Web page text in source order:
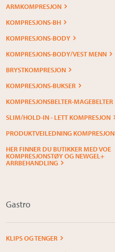
ARMKOMPRESJON
KOMPRESJONS-BH
KOMPRESJONS-BODY
KOMPRESJONS-BODY/VEST MENN
BRYSTKOMPRESJON
KOMPRESJONS-BUKSER
KOMPRESJONSBELTER-MAGEBELTER
SLIM/HOLD-IN - LETT KOMPRESJON
PRODUKTVEILEDNING KOMPRESJON
HER FINNER DU BUTIKKER MED VOE
KOMPRESJONSTØY OG NEWGEL+
ARRBEHANDLING
Gastro
KLIPS OG TENGER